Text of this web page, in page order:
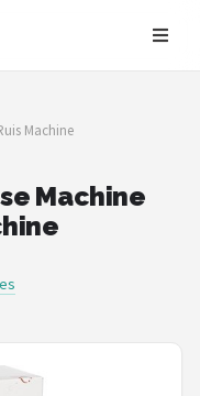
Machine
Machine